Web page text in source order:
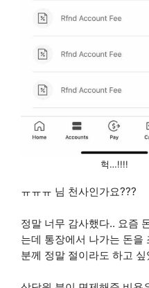
헉…!!!!
ㅠㅠㅠ 님 천사인가요???
정말 너무 감사했다.. 요즘
는데 통장에서 나가는 돈을
분께 정말 절이라도 하고